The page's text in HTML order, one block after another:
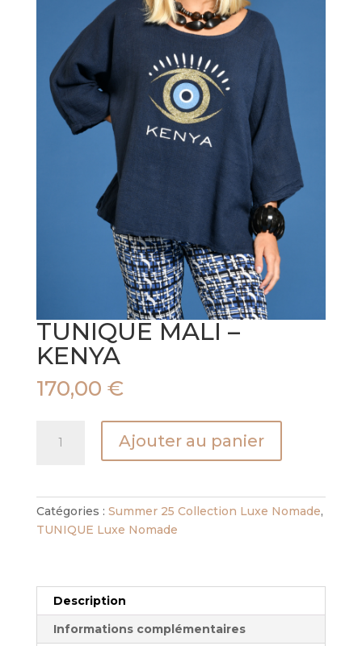
TUNIQUE MALI –
KENYA
170,00 €
KENYA
Ajouter au panier
Catégories : Summer 25 Collection Luxe Nomade,
TUNIQUE Luxe Nomade
Description
Informations complémentaires